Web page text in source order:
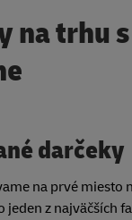
na trhu
darčeky
na prvé miesto
jeden z najväčších